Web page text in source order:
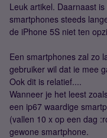
Leuk artikel. Daarnaast
smartphones steeds
de iPhone 5S niet ten
Een smartphones zal zo
gebruiker wil dat ie mee
Ook dit is relatief....
Wanneer je het leest
een ip67 waardige
(vallen 10 x op een dag
gewone smartphone.